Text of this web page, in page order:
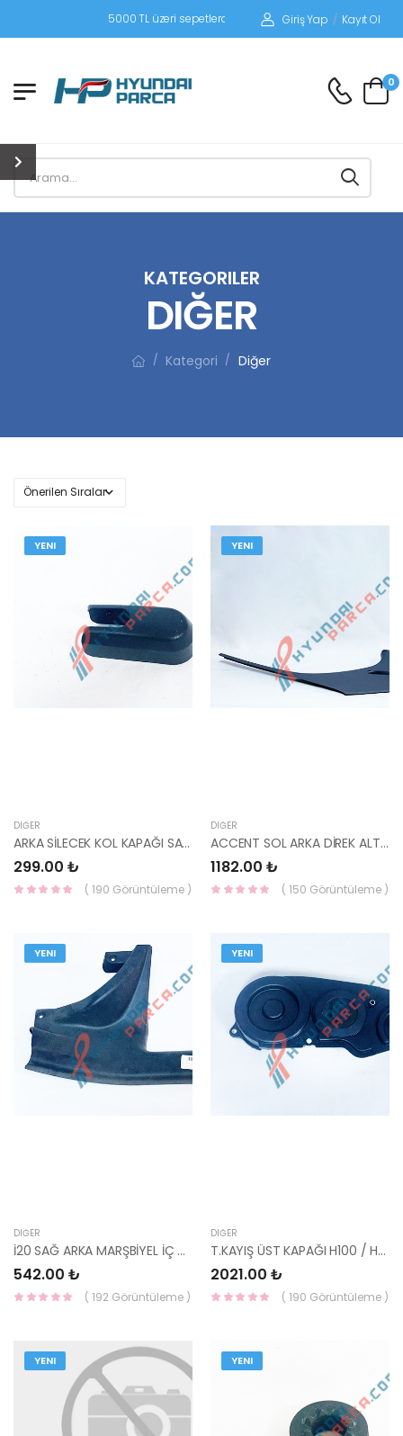
5000 TL üzeri sepetlerde kargo ücretsiz! 5000 TL altı siparişlerinizde
Giriş Yap / Kayıt Ol
0
KATEGORILER
DIĞER
/ Kategori / Diğer
YENI
DIĞER
ARKA SİLECEK KOL KAPAĞI SANTAFE 06- 98812-2B000-HMC
299.00 ₺
( 190 Görüntüleme )
YENI
DIĞER
ACCENT SOL ARKA DİREK ALT TRIMI 2000-2005 85850-25050LT-HMC
1182.00 ₺
( 150 Görüntüleme )
YENI
DIĞER
İ20 SAĞ ARKA MARŞBİYEL İÇ TRİMİ 2008-2014 85876-1J0009P-HMC
542.00 ₺
( 192 Görüntüleme )
YENI
DIĞER
T.KAYIŞ ÜST KAPAĞI H100 / H1 21360-42920-HMC
2021.00 ₺
( 190 Görüntüleme )
YENI YENI